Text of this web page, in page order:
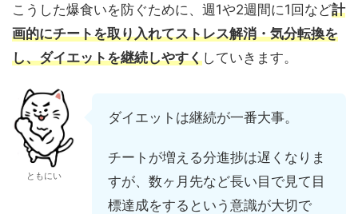
こうした爆食いを防ぐために、週1や2週間に1回など計
画的にチートを取り入れてストレス解消・気分転換を
し、ダイエットを継続しやすくしていきます。
ともにい
ダイエットは継続が一番大事。
チートが増える分進捗は遅くなりま
すが、数ヶ月先など長い目で見て目
標達成をするという意識が大切で